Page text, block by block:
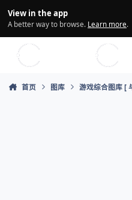
View in the app
A better way to browse. Learn more.
首页 图库 游戏综合图库 [